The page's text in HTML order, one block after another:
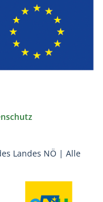
Landes NÖ | Alle